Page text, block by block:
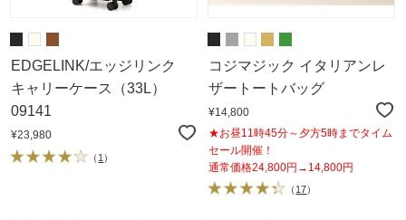
EDGELINK/エッジリンク
キャリーケース（33L）
09141
¥23,980
（ 1 ）
コジマジック イタリアンレ
ザートートバッグ
¥14,800
★お昼11時45分～夕方5時までタイム
セール開催！
通常価格24,800円→14,800円
（ 17）